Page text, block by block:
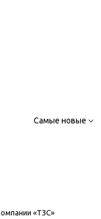
Самые новые
«ТЗС»